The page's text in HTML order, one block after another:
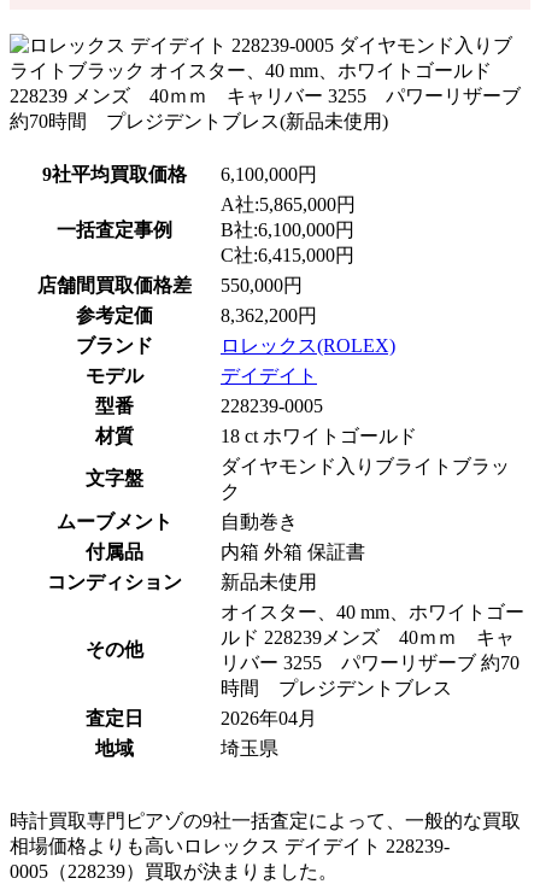
9社平均買取価格 6,100,000円
一括査定事例
A社:5,865,000円
B社:6,100,000円
C社:6,415,000円
店舗間買取価格差
550,000円
参考定価
8,362,200円
ブランド
ロレックス(ROLEX)
モデル
デイデイト
型番
228239-0005
材質
18 ct ホワイトゴールド
文字盤
ダイヤモンド入りブライトブラッ
ク
ムーブメント
自動巻き
付属品
内箱 外箱 保証書
コンディション
新品未使用
その他
オイスター、40 mm、ホワイトゴー
ルド 228239メンズ 40ｍｍ キャ
リバー 3255 パワーリザーブ 約70
時間 プレジデントブレス
査定日
2026年04月
地域
埼玉県
時計買取専門ピアゾの9社一括査定によって、一般的な買取
相場価格よりも高いロレックス デイデイト 228239-
0005（228239）買取が決まりました。